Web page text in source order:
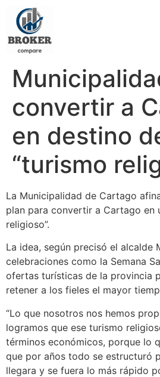
convertir a
en destino
“turismo
La Municipalidad de Cartago
plan para convertir a Cartago en
religioso”.
La idea, según precisó el alcalde
celebraciones como la Semana
ofertas turísticas de la provincia
retener a los fieles el mayor
“Lo que nosotros nos hemos
logramos que ese turismo
términos económicos, porque lo
que por años todo se estructuró
llegara y se fuera lo más rápido